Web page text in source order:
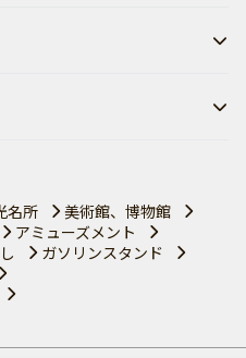
名所
美術館、博物館
アミューズメント
ガソリンスタンド